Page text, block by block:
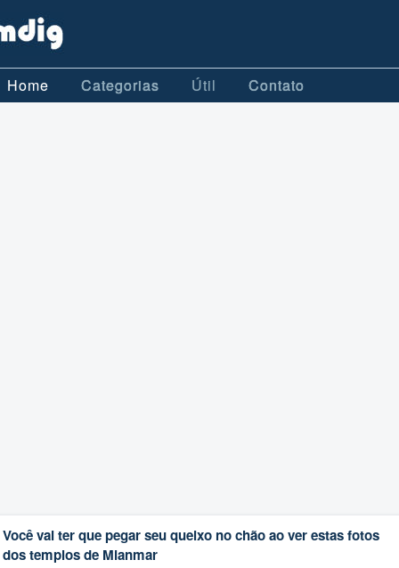
Home Categorias Útil Contato
Você vai ter que pegar seu queixo no chão ao ver estas fotos
dos templos de Mianmar